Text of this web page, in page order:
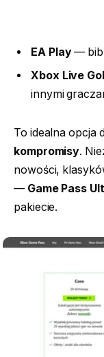
EA Play—
Xbox Live
innymi
To idealna opcja
kompromisy.
nowości,
— Game Pass
pakiecie.